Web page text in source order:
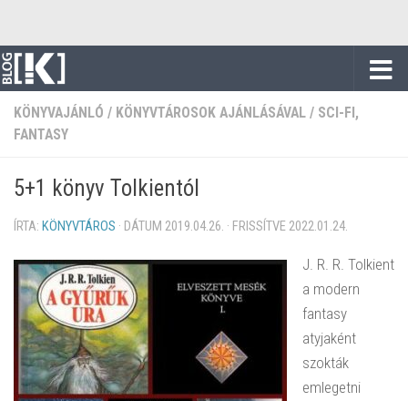
KÖNYVAJÁNLÓ / KÖNYVTÁROSOK AJÁNLÁSÁVAL / SCI-FI,
FANTASY
5+1 könyv Tolkientól
ÍRTA: KÖNYVTÁROS · DÁTUM 2019.04.26. · FRISSÍTVE 2022.01.24.
J. R. R. Tolkient
a modern
fantasy
atyjaként
szokták
emlegetni